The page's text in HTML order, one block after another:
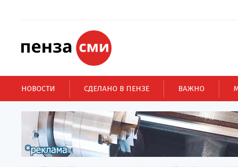
НОВОСТИ СДЕЛАНО В ПЕНЗЕ ВАЖНО